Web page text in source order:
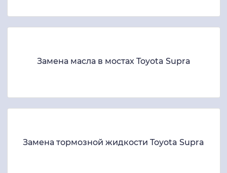
Замена масла в мостах Toyota Supra
Замена тормозной жидкости Toyota Supra